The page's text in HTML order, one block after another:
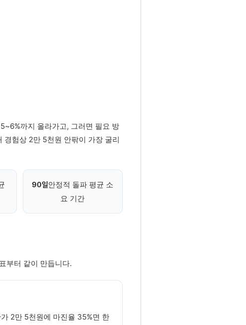
까지 올라가고, 그러면 필요 방
경험상 2만 5천원 안팎이 가장 굴리
90일안정적 돌파 평균 소
요 기간
부터 같이 만듭니다.
2만 5천원에 마진율 35%면 한